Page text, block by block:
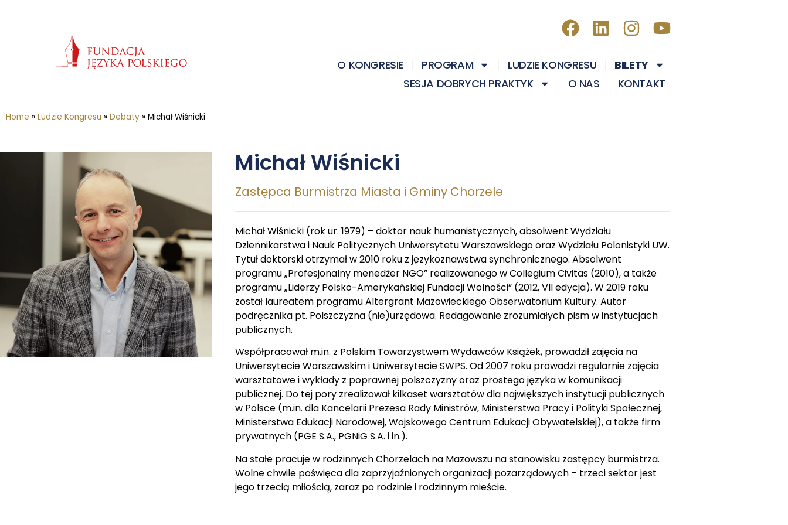
O KONGRESIE PROGRAM LUDZIE KONGRESU
BILETY
SESJA DOBRYCH PRAKTYK
O NAS KONTAKT
Home » Ludzie Kongresu » Debaty » Michał Wiśnicki
Michał Wiśnicki
Zastępca Burmistrza Miasta i Gminy Chorzele
Michał Wiśnicki (rok ur. 1979) – doktor nauk humanistycznych, absolwent Wydziału
Dziennikarstwa i Nauk Politycznych Uniwersytetu Warszawskiego oraz Wydziału Polonistyki UW.
Tytuł doktorski otrzymał w 2010 roku z językoznawstwa synchronicznego. Absolwent
programu „Profesjonalny menedżer NGO” realizowanego w Collegium Civitas (2010), a także
programu „Liderzy Polsko-Amerykańskiej Fundacji Wolności” (2012, VII edycja). W 2019 roku
został laureatem programu Altergrant Mazowieckiego Obserwatorium Kultury. Autor
podręcznika pt. Polszczyzna (nie)urzędowa. Redagowanie zrozumiałych pism w instytucjach
publicznych.
Współpracował m.in. z Polskim Towarzystwem Wydawców Książek, prowadził zajęcia na
Uniwersytecie Warszawskim i Uniwersytecie SWPS. Od 2007 roku prowadzi regularnie zajęcia
warsztatowe i wykłady z poprawnej polszczyzny oraz prostego języka w komunikacji
publicznej. Do tej pory zrealizował kilkaset warsztatów dla największych instytucji publicznych
w Polsce (m.in. dla Kancelarii Prezesa Rady Ministrów, Ministerstwa Pracy i Polityki Społecznej,
Ministerstwa Edukacji Narodowej, Wojskowego Centrum Edukacji Obywatelskiej), a także firm
prywatnych (PGE S.A., PGNiG S.A. i in.).
Na stałe pracuje w rodzinnych Chorzelach na Mazowszu na stanowisku zastępcy burmistrza.
Wolne chwile poświęca dla zaprzyjaźnionych organizacji pozarządowych – trzeci sektor jest
jego trzecią miłością, zaraz po rodzinie i rodzinnym mieście.